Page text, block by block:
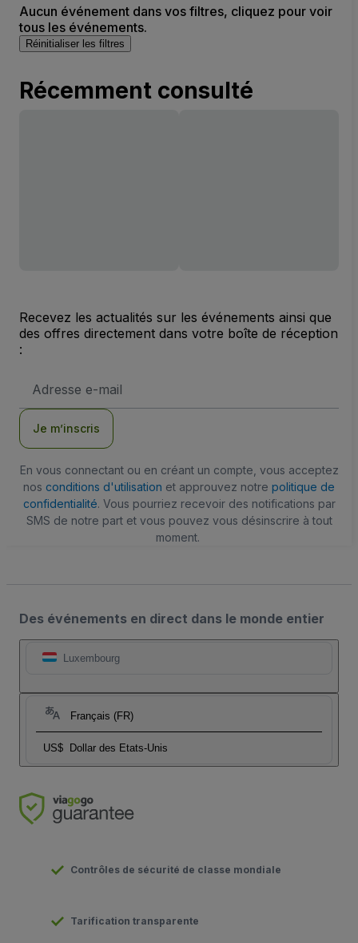
Aucun événement dans vos filtres, cliquez pour voir
tous les événements.
Réinitialiser les filtres
Récemment consulté
Recevez les actualités sur les événements ainsi que
des offres directement dans votre boîte de réception
:
e-
Je m’inscris
En vous connectant ou en créant un compte, vous acceptez
nos conditions d'utilisation et approuvez notre politique de
confidentialité. Vous pourriez recevoir des notifications par
SMS de notre part et vous pouvez vous désinscrire à tout
moment.
Des événements en direct dans le monde entier
Luxembourg
Français (FR)
US$ Dollar des Etats-Unis
Contrôles de sécurité de classe mondiale
Tarification transparente